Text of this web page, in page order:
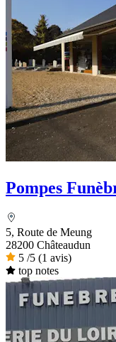
Pompes
5, Route de Meung
28200 Châteaudun
5 /5 (1 avis)
top notes